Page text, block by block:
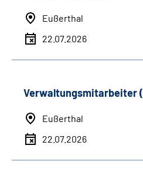
Eußerthal
22.07.2026
Verwaltungsmitarbeiter (
Eußerthal
22.07.2026